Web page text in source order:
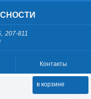
, 207-811
Контакты
в корзине